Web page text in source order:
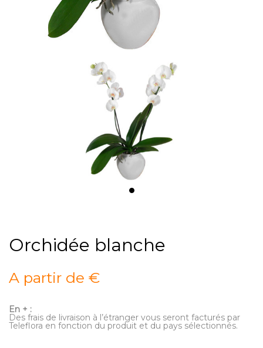
Orchidée blanche
A partir de €
En + :
Des frais de livraison à l’étranger vous seront facturés par
Teleflora en fonction du produit et du pays sélectionnés.